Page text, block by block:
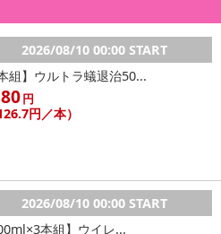
いて】
は、配送日数などにより異なります
けできません。
いただき、お届けする商品セット
申し込みください。
アル(成分など含む)等により、参考
など、お届け商品と多少異なる場
2026/08/10 00:00 START
本組】ウルトラ蟻退治50...
円
円／本）
2026/08/10 00:00 START
本組】ウイレ...